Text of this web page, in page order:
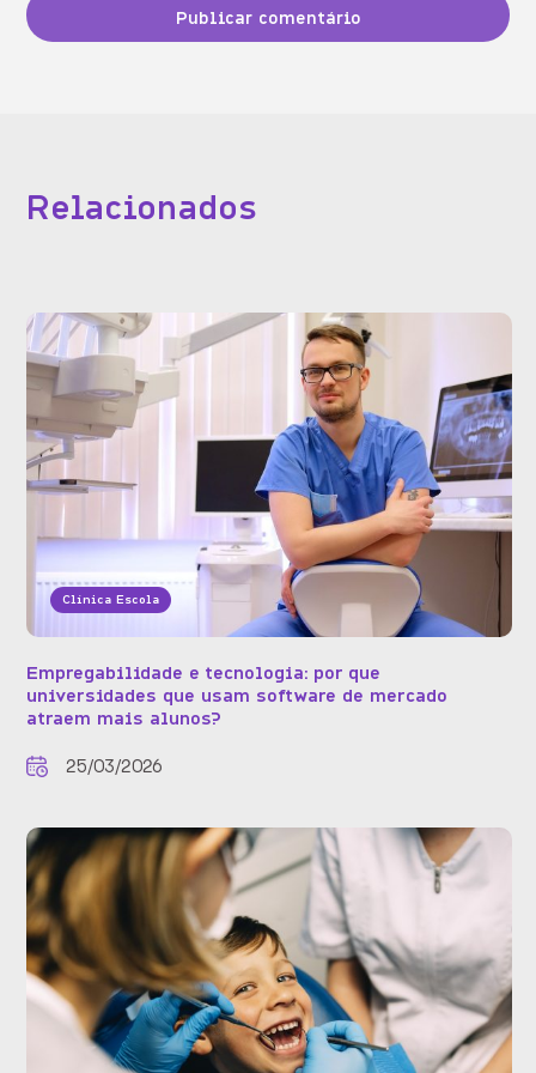
Relacionados
Clínica Escola
Empregabilidade e tecnologia: por que
universidades que usam software de mercado
atraem mais alunos?
25/03/2026